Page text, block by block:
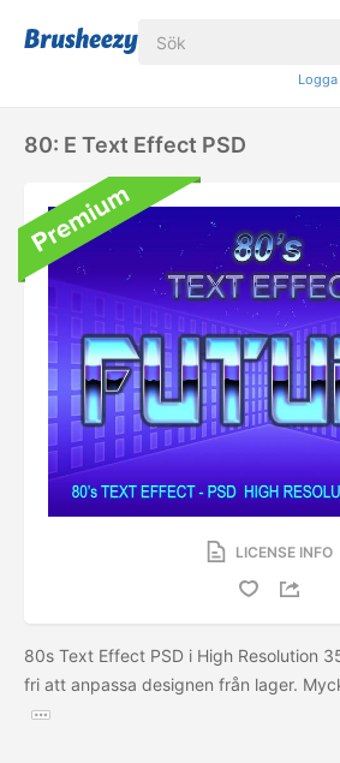
Logga
80: E Text Effect PSD
LICENSE INFO
80s Text Effect PSD i High Resolution
fri att anpassa designen från lager.